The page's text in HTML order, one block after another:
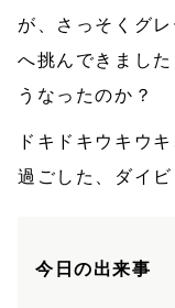
が、さっそくグ
へ挑んできまし
うなったのか？
ドキドキウキウ
過ごした、ダイ
今日の出来事